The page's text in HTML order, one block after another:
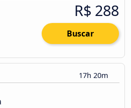
R$ 288
Buscar
17h 20m